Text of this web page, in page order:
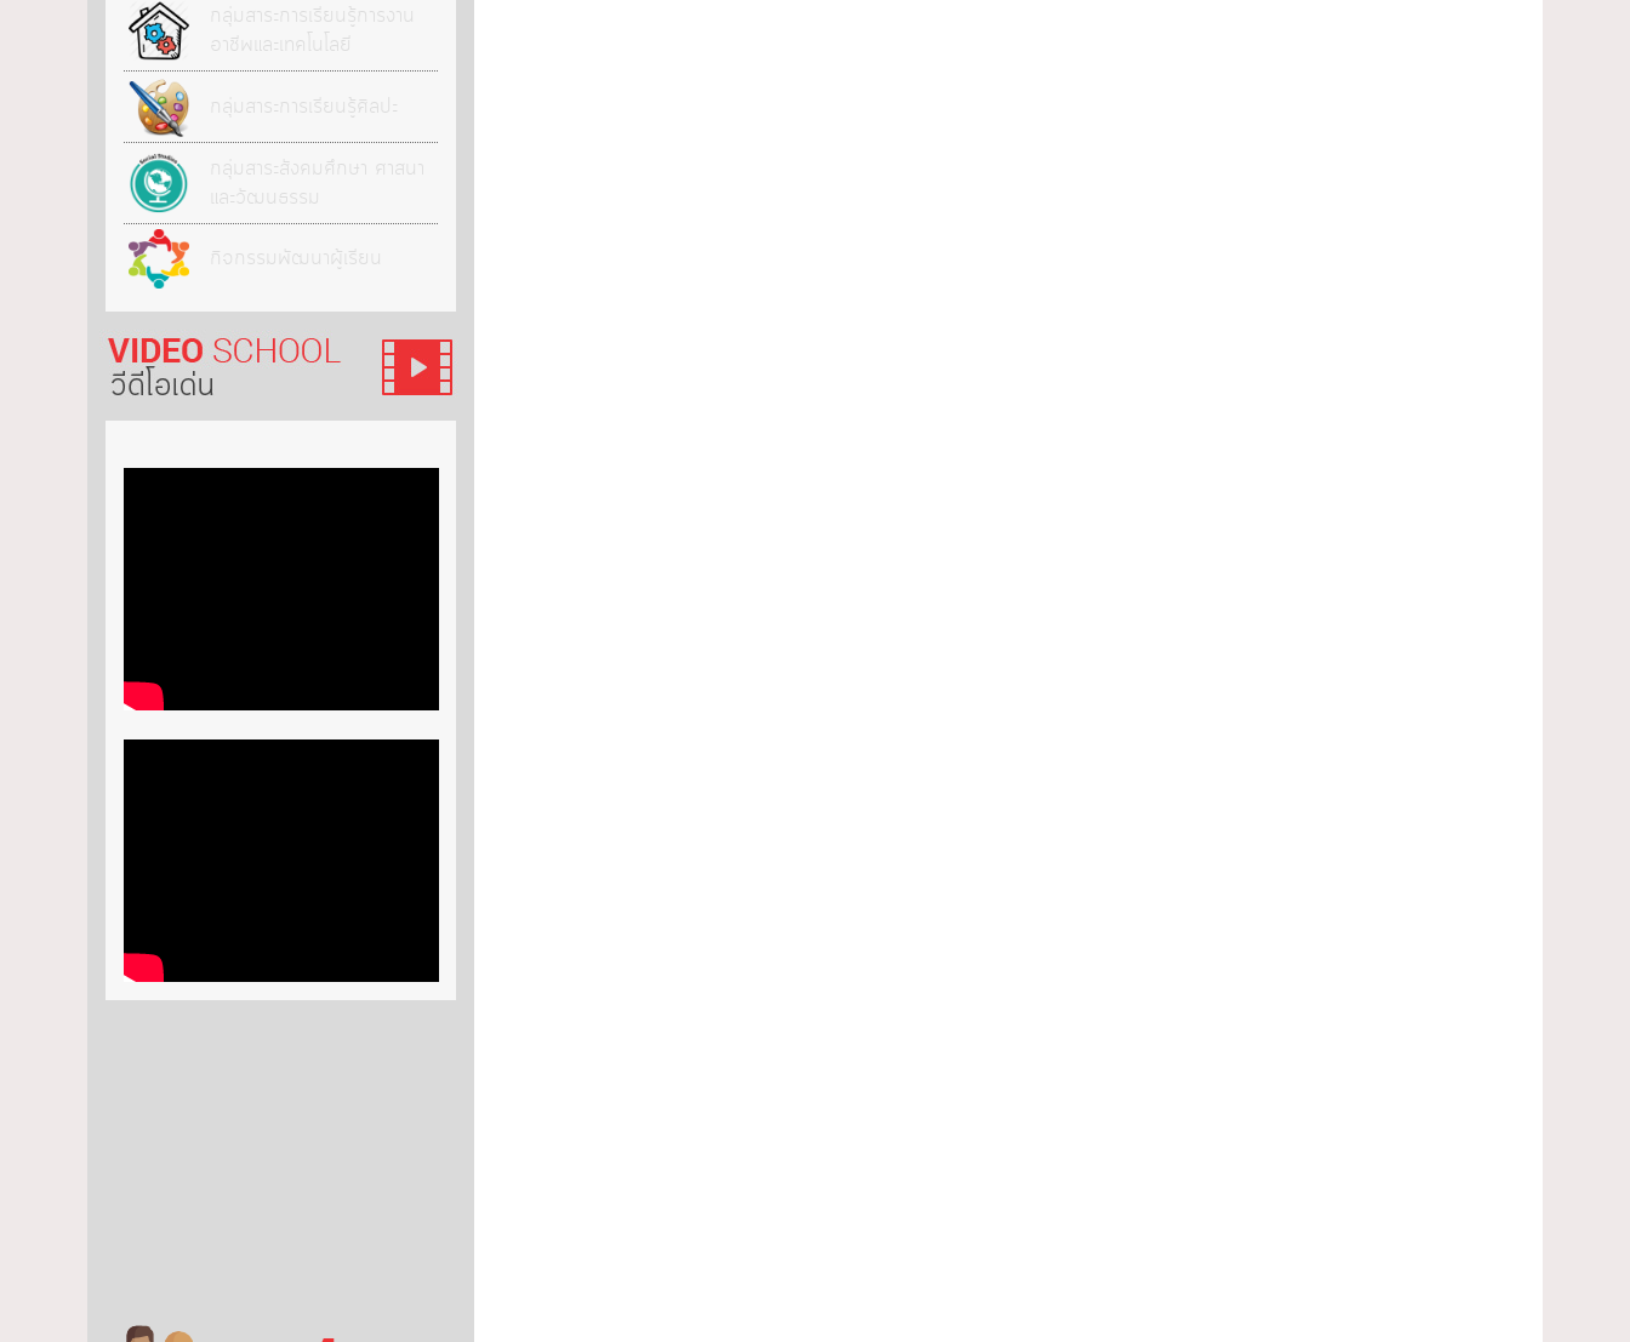
กลุ่มสาระการเรียนรู้การงาน
อาชีพและเทคโนโลยี
กลุ่มสาระการเรียนรู้ศิลปะ
กลุ่มสาระสังคมศึกษา ศาสนา
และวัฒนธรรม
กิจกรรมพัฒนาผู้เรียน
วีดีโอ เด่น